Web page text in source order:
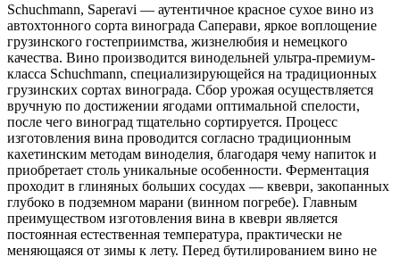
Schuchmann, Saperavi — аутентичное красное сухое вино из
автохтонного сорта винограда Саперави, яркое воплощение
грузинского гостеприимства, жизнелюбия и немецкого
качества. Вино производится винодельней ультра-премиум-
класса Schuchmann, специализирующейся на традиционных
грузинских сортах винограда. Сбор урожая осуществляется
вручную по достижении ягодами оптимальной спелости,
после чего виноград тщательно сортируется. Процесс
изготовления вина проводится согласно традиционным
кахетинским методам виноделия, благодаря чему напиток и
приобретает столь уникальные особенности. Ферментация
проходит в глиняных больших сосудах — квеври, закопанных
глубоко в подземном марани (винном погребе). Главным
преимуществом изготовления вина в квеври является
постоянная естественная температура, практически не
меняющаяся от зимы к лету. Перед бутилированием вино не